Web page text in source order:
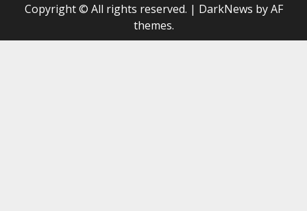
Copyright © All rights reserved. | DarkNews by AF
themes.